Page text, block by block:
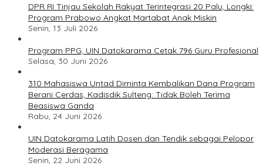
DPR RI Tinjau Sekolah Rakyat Terintegrasi 20 Palu, Longki:
Program Prabowo Angkat Martabat Anak Miskin
Senin, 13 Juli 2026
Program PPG, UIN Datokarama Cetak 796 Guru Profesional
Selasa, 30 Juni 2026
310 Mahasiswa Untad Diminta Kembalikan Dana Program
Berani Cerdas, Kadisdik Sulteng: Tidak Boleh Terima
Beasiswa Ganda
Rabu, 24 Juni 2026
UIN Datokarama Latih Dosen dan Tendik sebagai Pelopor
Moderasi Beragama
Senin, 22 Juni 2026